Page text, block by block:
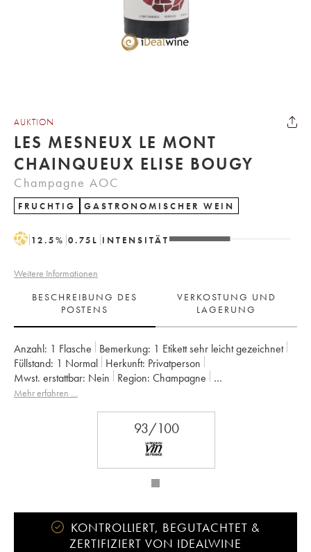
AUKTION
LES MESNEUX LE MONT
CHAINQUEUX ELISE BOUGY
Champagne AOC
FRUCHTIG GASTRONOMISCHER WEIN
H 12.5% 0.75 L INTENSITÄT
Weitere Informationen
BESCHREIBUNG DES
POSTENS
VERKOSTUNG UND
LAGERUNG
Anzahl: 1 Flasche Bemerkung: 1 Etikett sehr leicht gezeichnet
Füllstand: 1 Normal Herkunft:
privatperson
Mwst. erstattbar:
nein Region:
Champagne
Appellation:
Champagne
Mehr erfahren …
93/100
KONTROLLIERT, BEGUTACHTET &
ZERTIFIZIERT VON IDEALWINE